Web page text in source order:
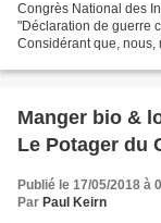
Congrès National des
"Déclaration de guerre
Considérant que, nous,
Manger bio &
Le Potager du
Publié le 17/05/2018 à
Par Paul Keirn